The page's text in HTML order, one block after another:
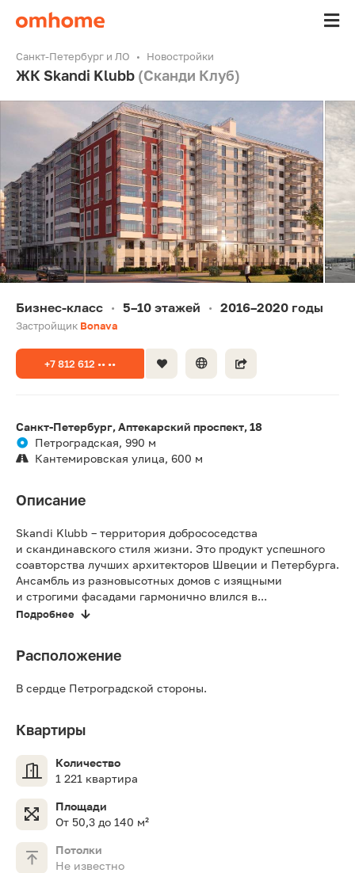
Санкт-Петербург и ЛО Новостройки
ЖК Skandi Klubb (Сканди Клуб)
Бизнес-класс • 5–10 этажей • 2016–2020 годы
Застройщик Bonava
+7 812 612 •• ••
Санкт-Петербург, Аптекарский проспект, 18
Петроградская, 990 м
Кантемировская улица, 600 м
Описание
Skandi Klubb – территория добрососедства
и скандинавского стиля жизни. Это продукт успешного
соавторства лучших архитекторов Швеции и Петербурга.
Ансамбль из разновысотных домов с изящными
и строгими фасадами гармонично влился в...
Подробнее
Расположение
В сердце Петроградской стороны.
Квартиры
Количество
1 221 квартира
Площади
От 50,3 до 140 м²
Потолки
Не известно